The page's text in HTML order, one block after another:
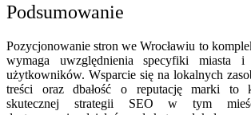
Podsumowanie
Pozycjonowanie stron we Wrocławiu to
wymaga uwzględnienia specyfiki miasta i
użytkowników. Wsparcie się na lokalnych
treści oraz dbałość o reputację marki to
skutecznej strategii SEO w tym